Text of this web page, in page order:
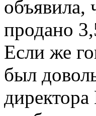
объявила,
продано
Если же
был